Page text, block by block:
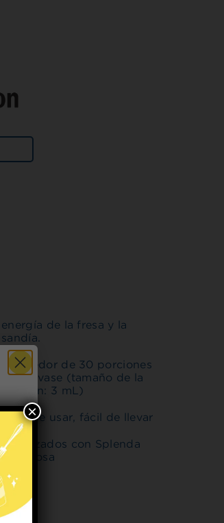
energía de la fresa y la
sandía.
Alrededor de 30 porciones
por envase (tamaño de la
porción: 3 mL)
Fácil de usar, fácil de llevar
Endulzados con Splenda
Sucralosa
×